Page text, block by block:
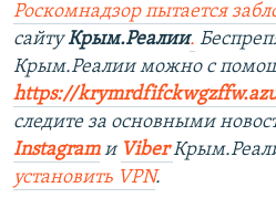
Роскомнадзор пытается
сайтуКрым.Реалии.
Крым.Реалии можно с
https://
следите за основными
Instagram и Viber
установить VPN.